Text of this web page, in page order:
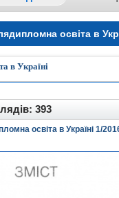
освіта в
в Україні
393
освіта в Україні 1/